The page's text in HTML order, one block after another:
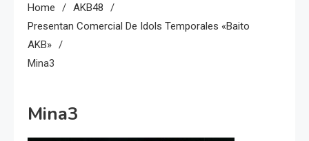
Home
AKB48
Presentan Comercial De Idols Temporales «Baito
AKB»
Mina3
Mina3